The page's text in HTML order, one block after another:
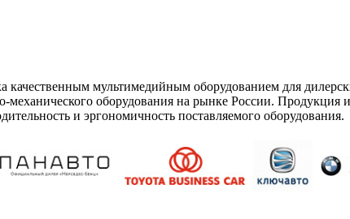
качественным мультимедийным оборудованием для
оборудования на рынке России.
и эргономичность поставляемого оборудования.